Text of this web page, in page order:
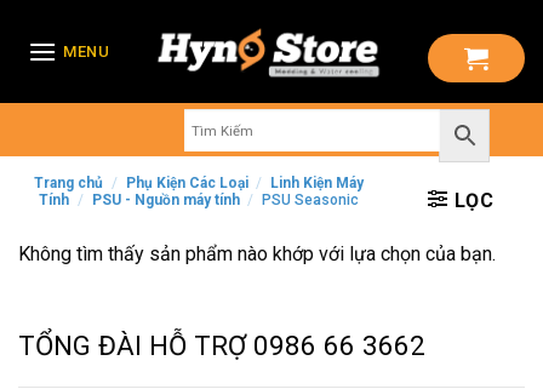
MENU
Trang chủ / Phụ Kiện Các Loại /
Linh Kiện Máy
Tính / PSU - Nguồn máy tính / PSU Seasonic LỌC
Không tìm thấy sản phẩm nào khớp với lựa chọn của bạn.
TỔNG ĐÀI HỖ TRỢ 0986 66 3662